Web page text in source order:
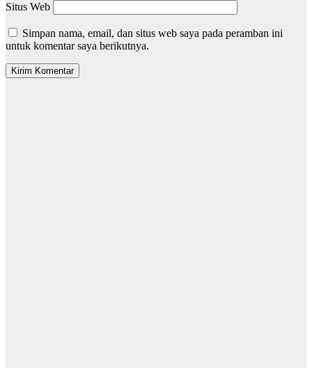
Situs Web
Simpan nama, email, dan situs web saya pada peramban ini
untuk komentar saya berikutnya.